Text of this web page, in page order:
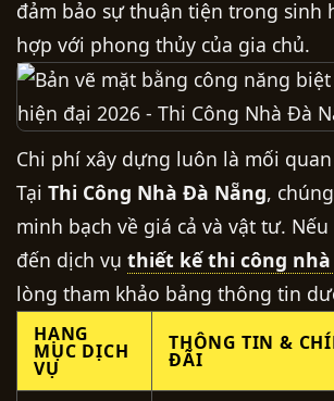
đảm bảo sự thuận tiện trong sinh
hợp với phong thủy của gia chủ.
Chi phí xây dựng luôn là mối
Tại Thi Công Nhà Đà Nẵng,
minh bạch về giá cả và vật tư.
đến dịch vụ thiết kế thi công
lòng tham khảo bảng thông tin
HẠNG
MỤC DỊCH
VỤ
THÔNG TIN &
ĐÃI